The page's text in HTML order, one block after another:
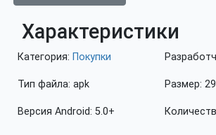
Характеристики
Категория: Покупки
Тип файла: apk
Версия Android: 5.0+
Размер: